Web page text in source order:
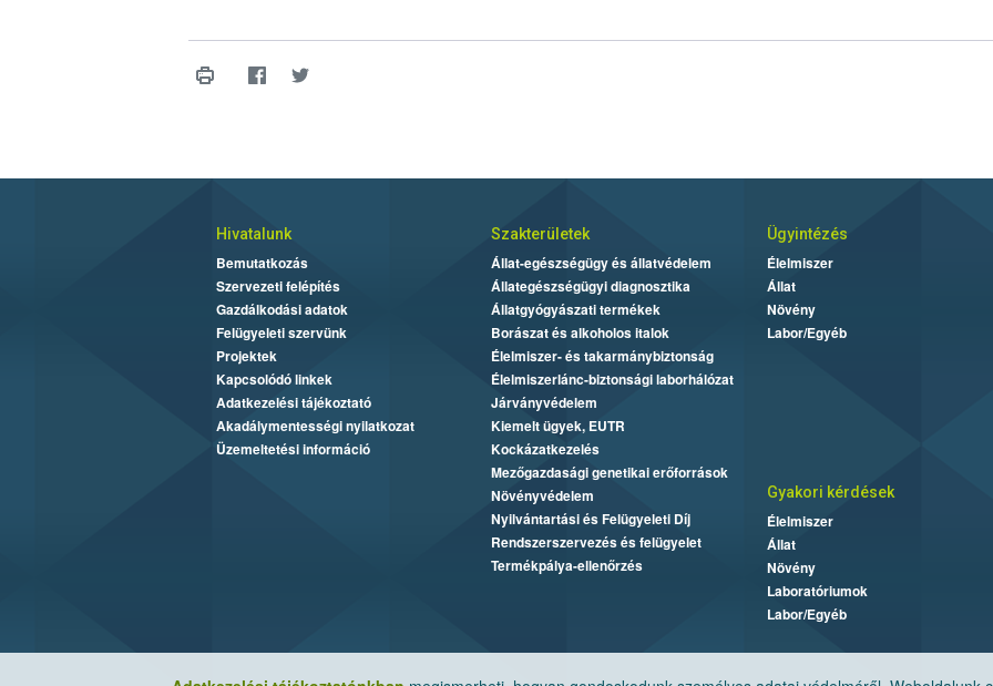
Hivatalunk
Bemutatkozás
Szervezeti felépítés
Gazdálkodási adatok
Felügyeleti szervünk
Projektek
Kapcsolódó linkek
Adatkezelési tájékoztató
Akadálymentességi nyilatkozat
Üzemeltetési információ
Szakterületek
Állat-egészségügy és állatvédelem
Állategészségügyi diagnosztika
Állatgyógyászati termékek
Borászat és alkoholos italok
Élelmiszer- és takarmánybiztonság
Élelmiszerlánc-biztonsági laborhálózat
Járványvédelem
Kiemelt ügyek, EUTR
Kockázatkezelés
Mezőgazdasági genetikai erőforrások
Növényvédelem
Nyilvántartási és Felügyeleti Díj
Rendszerszervezés és felügyelet
Termékpálya-ellenőrzés
Ügyintézés
Élelmiszer
Állat
Növény
Labor/Egyéb
Gyakori kérdések
Élelmiszer
Állat
Növény
Laboratóriumok
Labor/Egyéb